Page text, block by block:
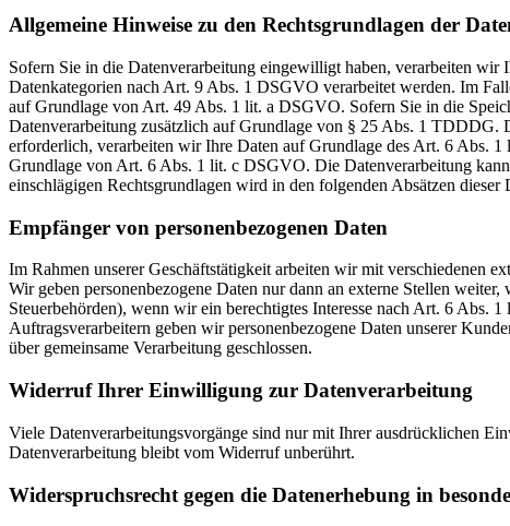
Allgemeine Hinweise zu den Rechtsgrundlagen der
Sofern Sie in die Datenverarbeitung eingewilligt haben, verarbeiten
Datenkategorien nach Art. 9 Abs. 1 DSGVO verarbeitet werden. Im
auf Grundlage von Art. 49 Abs. 1 lit. a DSGVO. Sofern Sie in die
Datenverarbeitung zusätzlich auf Grundlage von § 25 Abs. 1
erforderlich, verarbeiten wir Ihre Daten auf Grundlage des Art. 6 Abs.
Grundlage von Art. 6 Abs. 1 lit. c DSGVO. Die Datenverarbeitung
einschlägigen Rechtsgrundlagen wird in den folgenden Absätzen
Empfänger von personenbezogenen Daten
Im Rahmen unserer Geschäftstätigkeit arbeiten wir mit verschiedenen
Wir geben personenbezogene Daten nur dann an externe Stellen
Steuerbehörden), wenn wir ein berechtigtes Interesse nach Art. 6 Abs.
Auftragsverarbeitern geben wir personenbezogene Daten unserer
über gemeinsame Verarbeitung geschlossen.
Widerruf Ihrer Einwilligung zur Datenverarbeitung
Viele Datenverarbeitungsvorgänge sind nur mit Ihrer ausdrücklichen
Datenverarbeitung bleibt vom Widerruf unberührt.
Widerspruchsrecht gegen die Datenerhebung in